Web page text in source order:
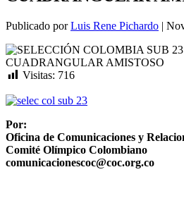
Publicado porLuis Rene Pichardo |
Visitas: 716
Por:
Oficina de Comunicaciones y
Comité Olímpico Colombiano
comunicacionescoc@coc.org.co